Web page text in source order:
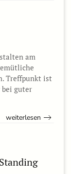
am
Treffpunkt ist
bei guter
weiterlesen